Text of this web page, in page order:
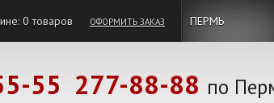
0товаров ОФОРМИТЬ ЗАКАЗ ПЕРМЬ
55 277-88-88 по